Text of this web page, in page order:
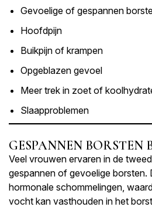
Gevoelige of gespannen
Hoofdpijn
Buikpijn of krampen
Opgeblazen gevoel
Meer trek in zoet of
Slaapproblemen
GESPANNEN BORSTEN
Veel vrouwen ervaren in de
gespannen of gevoelige borsten.
hormonale schommelingen,
vocht kan vasthouden in het